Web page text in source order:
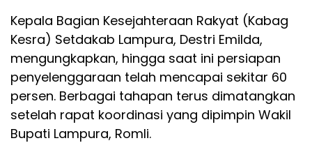
Kepala Bagian Kesejahteraan Rakyat (Kabag
Kesra) Setdakab Lampura, Destri Emilda,
mengungkapkan, hingga saat ini persiapan
penyelenggaraan telah mencapai sekitar 60
persen. Berbagai tahapan terus dimatangkan
setelah rapat koordinasi yang dipimpin Wakil
Bupati Lampura, Romli.